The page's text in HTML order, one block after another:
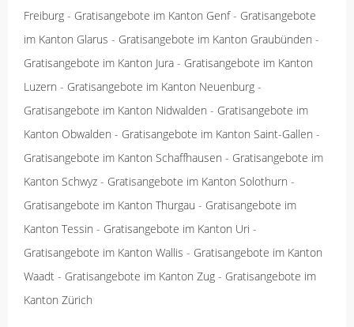
Freiburg - Gratisangebote im Kanton Genf- Gratisangebote
im Kanton Glarus - Gratisangebote im Kanton Graubünden -
Gratisangebote im Kanton Jura - Gratisangebote im Kanton
Luzern - Gratisangebote im Kanton Neuenburg -
Gratisangebote im Kanton Nidwalden - Gratisangebote im
Kanton Obwalden - Gratisangebote im Kanton Saint-Gallen -
Gratisangebote im Kanton Schaffhausen - Gratisangebote im
Kanton Schwyz - Gratisangebote im Kanton Solothurn -
Gratisangebote im Kanton Thurgau - Gratisangebote im
Kanton Tessin - Gratisangebote im Kanton Uri -
Gratisangebote im Kanton Wallis - Gratisangebote im Kanton
Waadt - Gratisangebote im Kanton Zug - Gratisangebote im
Kanton Zürich